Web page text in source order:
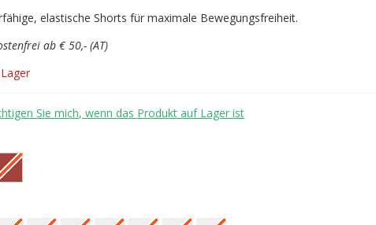
elastische Shorts für maximale Bewegungsfreiheit.
ab € 50,- (AT)
Sie mich, wenn das Produkt auf Lager ist